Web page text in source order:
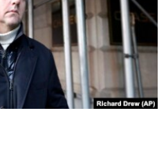
19
ᲐᲛᲝᲣᲗᲥᲛᲔᲚᲘ ᲐᲛᲑᲐᲕᲘ